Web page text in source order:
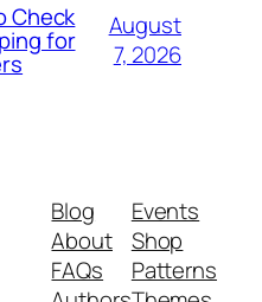
Check
for
August
7, 2026
Blog
About
FAQs
Events
Shop
Patterns